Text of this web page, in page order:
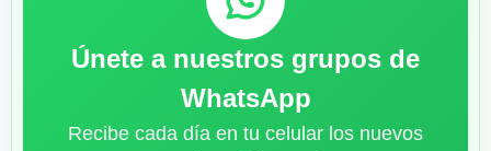
Únete a nuestros grupos de
WhatsApp
Recibe cada día en tu celular los nuevos